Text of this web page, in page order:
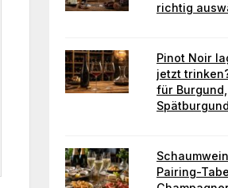
richtig
Pinot Noir
jetzt
für Burgund,
Pairing-